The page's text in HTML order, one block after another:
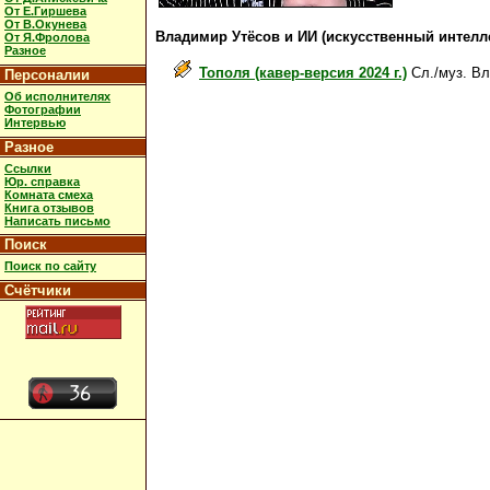
От Е.Гиршева
От В.Окунева
От Я.Фролова
Разное
Персоналии
Об исполнителях
Фотографии
Интервью
Разное
Ссылки
Юр. справка
Комната смеха
Книга отзывов
Написать письмо
Поиск
Поиск по сайту
Счётчики
Владимир Утёсов и ИИ (искусственный
Тополя (кавер-версия 2024 г.) Сл./муз.